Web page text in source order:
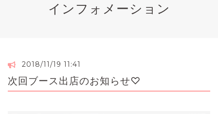
インフォメーション
2018/11/19 11:41
次回ブース出店のお知らせ♡